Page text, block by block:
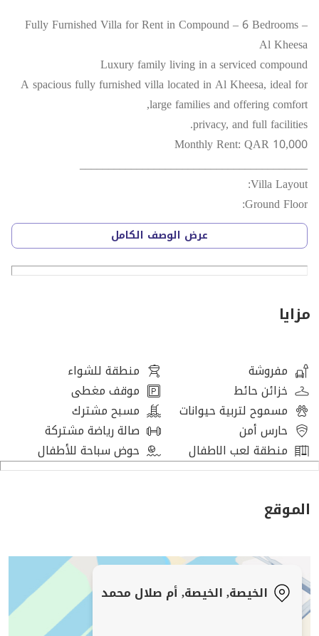
Fully Furnished Villa for Rent in Compound – 6 Bedrooms –
Al Kheesa
Luxury family living in a serviced compound
A spacious fully furnished villa located in Al Kheesa, ideal for
large families and offering comfort,
privacy, and full facilities.
Monthly Rent: QAR 10,000
________________________________________
Villa Layout:
Ground Floor:
• Large living hall
• Main kitchen
• Bathroom
First Floor:
• Preparatory kitchen
• Two bedrooms with shared bathroom
• Two master bedrooms
Second Floor:
• Large master bedroom
________________________________________
• Swimming pool
Additional Features:
• Fully furnished
• Ideal for large families
عرض الوصف الكامل
مزايا
مفروشة
منطقة للشواء
خزائن حائط
موقف مغطى
مسموح لتربية حيوانات
مسبح مشترك
حارس أمن
صالة رياضة مشتركة
منطقة لعب الاطفال
حوض سباحة للأطفال
الموقع
الخيصة, الخيصة, أم صلال محمد